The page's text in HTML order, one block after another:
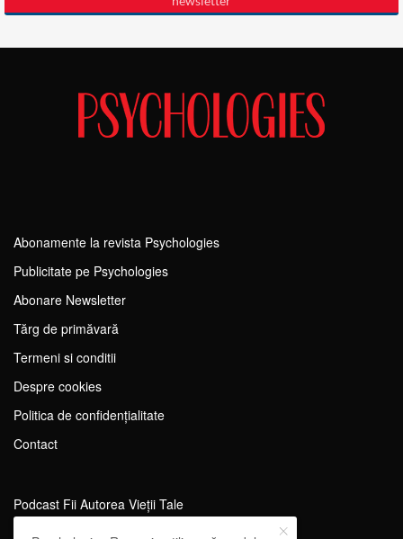
Abonamente la revista Psychologies
Publicitate pe Psychologies
Abonare Newsletter
Tărg de primăvară
Termeni si conditii
Despre cookies
Politica de confidențialitate
Contact
Podcast Fii Autorea Vieții Tale
Evenimente Fii Autoarea Vieții Tale!